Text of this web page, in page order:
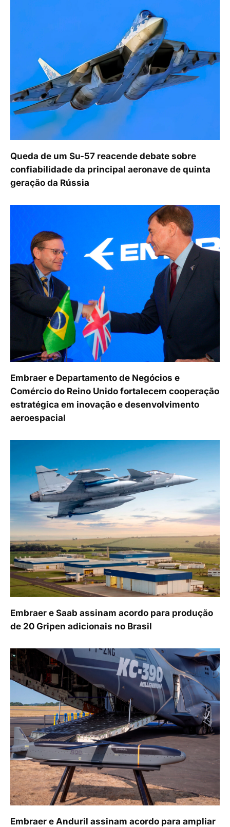
Queda de um Su-57 reacende debate sobre
confiabilidade da principal aeronave de quinta
geração da Rússia
Embraer e Departamento de Negócios e
Comércio do Reino Unido fortalecem cooperação
estratégica em inovação e desenvolvimento
aeroespacial
Embraer e Saab assinam acordo para produção
de 20 Gripen adicionais no Brasil
Embraer e Anduril assinam acordo para ampliar